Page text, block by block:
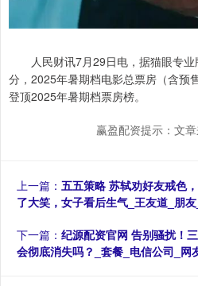
人民财讯7月29日电，据猫眼专业
分，2025年暑期档电影总票房（含预
登顶2025年暑期档票房榜。
赢盈配资提示：文
上一篇： 五五策略 苏轼劝好友戒色
了大笑，女子看后生气_王友道_朋
下一篇： 纪源配资官网 告别骚扰！
会彻底消失吗？_套餐_电信公司_网